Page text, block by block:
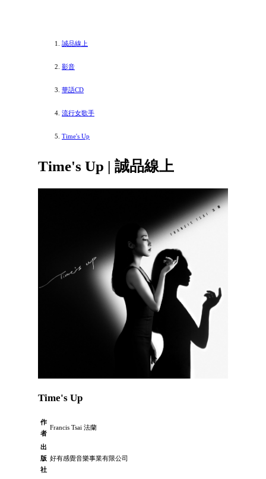
誠品線上
影音
華語CD
流行女歌手
Time's Up
Time's Up | 誠品線上
Time's Up
作
者
Francis Tsai 法蘭
出
版
社
好有感覺音樂事業有限公司